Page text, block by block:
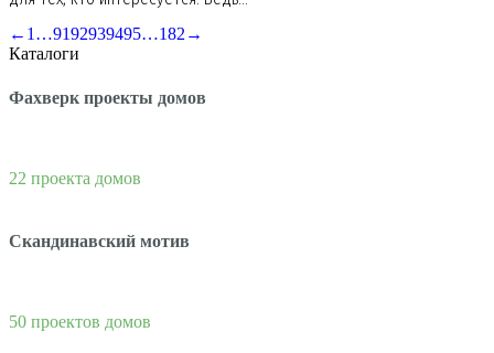
← 1 …9192939495…182 →
Каталоги
Фахверк проекты домов
22 проекта домов
Скандинавский мотив
50 проектов домов